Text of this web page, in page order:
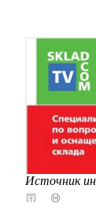
Источник